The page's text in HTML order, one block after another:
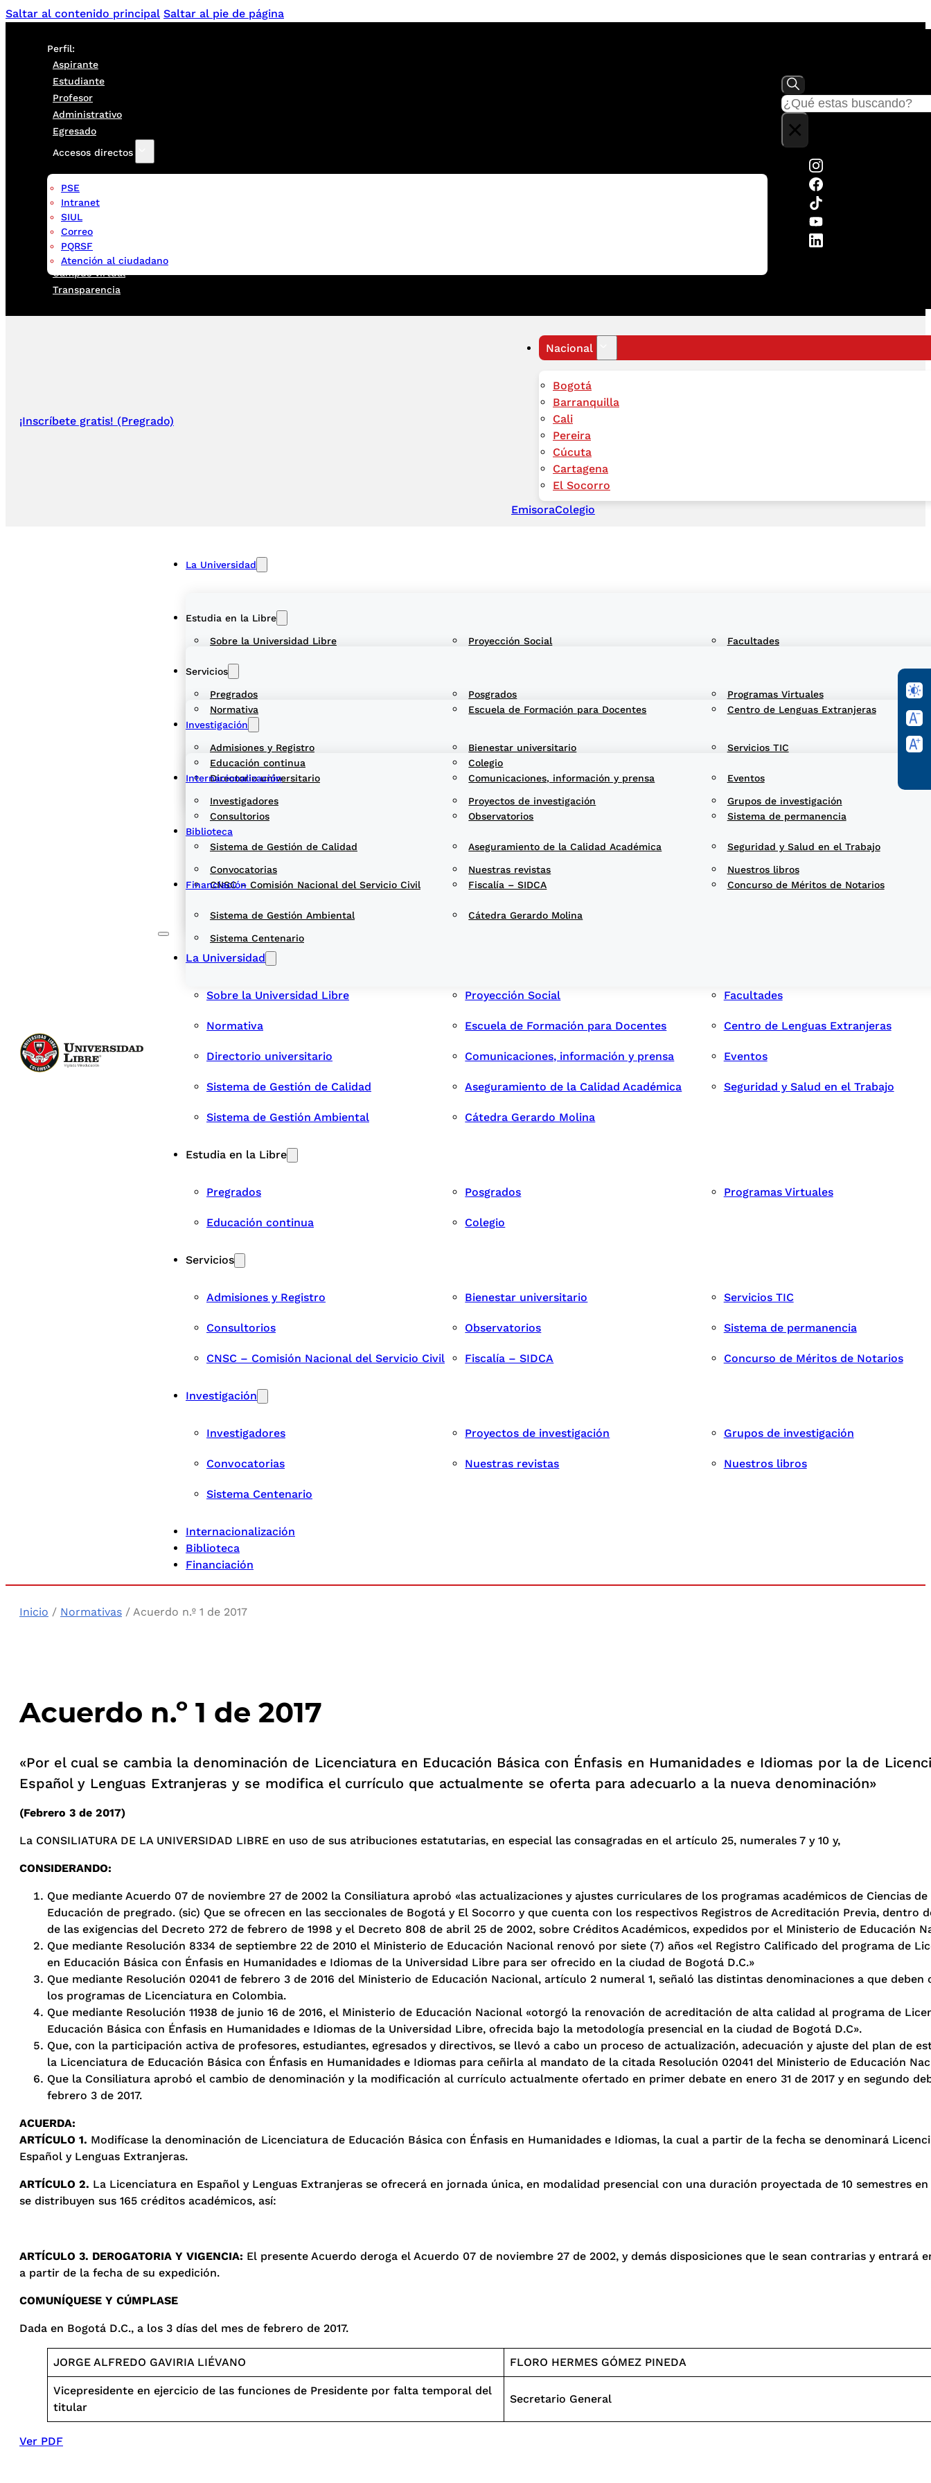
Saltar al contenido principal Saltar al pie de página
Perfil:
Aspirante
Estudiante
Profesor
Administrativo
Egresado
Accesos directos
PSE
Intranet
SIUL
Correo
PQRSF
Atención al ciudadano
Campus virtual
Transparencia
Buscar
×
¡Inscríbete gratis! (Pregrado)
Nacional
Bogotá
Barranquilla
Cali
Pereira
Cúcuta
Cartagena
El Socorro
EmisoraColegio
La Universidad
Sobre la Universidad Libre Proyección Social Facultades
Normativa Escuela de Formación para Docentes Centro de Lenguas Extranjeras
Directorio universitario Comunicaciones, información y prensa Eventos
Sistema de Gestión de Calidad Aseguramiento de la Calidad Académica Seguridad y Salud en el Trabajo
Sistema de Gestión Ambiental Cátedra Gerardo Molina
Estudia en la Libre
Pregrados Posgrados Programas Virtuales
Educación continua Colegio
Servicios
Admisiones y Registro Bienestar universitario Servicios TIC
Consultorios Observatorios Sistema de permanencia
CNSC – Comisión Nacional del Servicio Civil Fiscalía – SIDCA Concurso de Méritos de Notarios
Investigación
Investigadores Proyectos de investigación Grupos de investigación
Convocatorias Nuestras revistas Nuestros libros
Sistema Centenario
Internacionalización
Biblioteca
Financiación
La Universidad
Sobre la Universidad Libre Proyección Social Facultades
Normativa Escuela de Formación para Docentes Centro de Lenguas Extranjeras
Directorio universitario Comunicaciones, información y prensa Eventos
Sistema de Gestión de Calidad Aseguramiento de la Calidad Académica Seguridad y Salud en el Trabajo
Sistema de Gestión Ambiental Cátedra Gerardo Molina
Estudia en la Libre
Pregrados Posgrados Programas Virtuales
Educación continua Colegio
Servicios
Admisiones y Registro Bienestar universitario Servicios TIC
Consultorios Observatorios Sistema de permanencia
CNSC – Comisión Nacional del Servicio Civil Fiscalía – SIDCA Concurso de Méritos de Notarios
Investigación
Investigadores Proyectos de investigación Grupos de investigación
Convocatorias Nuestras revistas Nuestros libros
Sistema Centenario
Internacionalización
Biblioteca
Financiación
Inicio / Normativas / Acuerdo n.º 1 de 2017
Acuerdo n.º 1 de 2017
«Por el cual se cambia la denominación de Licenciatura en Educación Básica con Énfasis en Humanidades e Idiomas por la de
Español y Lenguas Extranjeras y se modifica el currículo que actualmente se oferta para adecuarlo a la nueva denominación»
(Febrero 3 de 2017)
La CONSILIATURA DE LA UNIVERSIDAD LIBRE en uso de sus atribuciones estatutarias, en especial las consagradas en el artículo 25, numerales 7 y 10 y,
CONSIDERANDO:
Que mediante Acuerdo 07 de noviembre 27 de 2002 la Consiliatura aprobó «las actualizaciones y ajustes curriculares de los programas académicos de Ciencias de
Educación de pregrado. (sic) Que se ofrecen en las seccionales de Bogotá y El Socorro y que cuenta con los respectivos Registros de Acreditación Previa, dentro
de las exigencias del Decreto 272 de febrero de 1998 y el Decreto 808 de abril 25 de 2002, sobre Créditos Académicos, expedidos por el Ministerio de Educación
Que mediante Resolución 8334 de septiembre 22 de 2010 el Ministerio de Educación Nacional renovó por siete (7) años «el Registro Calificado del programa de
en Educación Básica con Énfasis en Humanidades e Idiomas de la Universidad Libre para ser ofrecido en la ciudad de Bogotá D.C.»
Que mediante Resolución 02041 de febrero 3 de 2016 del Ministerio de Educación Nacional, artículo 2 numeral 1, señaló las distintas denominaciones a que deben
los programas de Licenciatura en Colombia.
Que mediante Resolución 11938 de junio 16 de 2016, el Ministerio de Educación Nacional «otorgó la renovación de acreditación de alta calidad al programa de
Educación Básica con Énfasis en Humanidades e Idiomas de la Universidad Libre, ofrecida bajo la metodología presencial en la ciudad de Bogotá D.C».
Que, con la participación activa de profesores, estudiantes, egresados y directivos, se llevó a cabo un proceso de actualización, adecuación y ajuste del plan de
la Licenciatura de Educación Básica con Énfasis en Humanidades e Idiomas para ceñirla al mandato de la citada Resolución 02041 del Ministerio de Educación
Que la Consiliatura aprobó el cambio de denominación y la modificación al currículo actualmente ofertado en primer debate en enero 31 de 2017 y en segundo
febrero 3 de 2017.
ACUERDA:
ARTÍCULO 1. Modifícase la denominación de Licenciatura de Educación Básica con Énfasis en Humanidades e Idiomas, la cual a partir de la fecha se denominará
Español y Lenguas Extranjeras.
ARTÍCULO 2. La Licenciatura en Español y Lenguas Extranjeras se ofrecerá en jornada única, en modalidad presencial con una duración proyectada de 10 semestres
se distribuyen sus 165 créditos académicos, así:
ARTÍCULO 3. DEROGATORIA Y VIGENCIA: El presente Acuerdo deroga el Acuerdo 07 de noviembre 27 de 2002, y demás disposiciones que le sean contrarias y entrará
a partir de la fecha de su expedición.
COMUNÍQUESE Y CÚMPLASE
Dada en Bogotá D.C., a los 3 días del mes de febrero de 2017.
JORGE ALFREDO GAVIRIA LIÉVANO FLORO HERMES GÓMEZ PINEDA
Vicepresidente en ejercicio de las funciones de Presidente por falta temporal del
titular
Secretario General
Ver PDF